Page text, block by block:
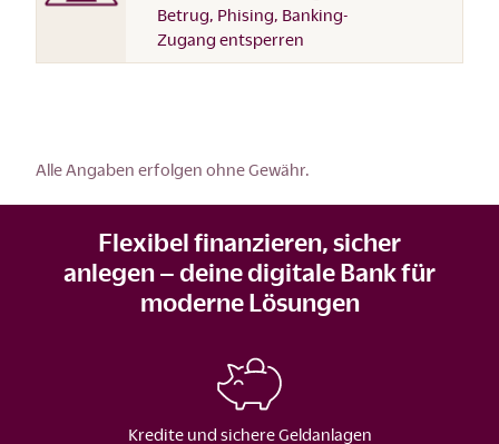
Betrug, Phising, Banking-
Zugang entsperren
Alle Angaben erfolgen ohne Gewähr.
Flexibel finanzieren, sicher
anlegen – deine digitale Bank für
moderne Lösungen
Kredite und sichere Geldanlagen